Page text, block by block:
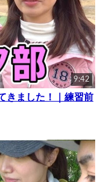
9:42
きました！｜練習前